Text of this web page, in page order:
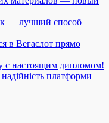
— лучший способ
в Вегаслот прямо
с настоящим дипломом!
платформи